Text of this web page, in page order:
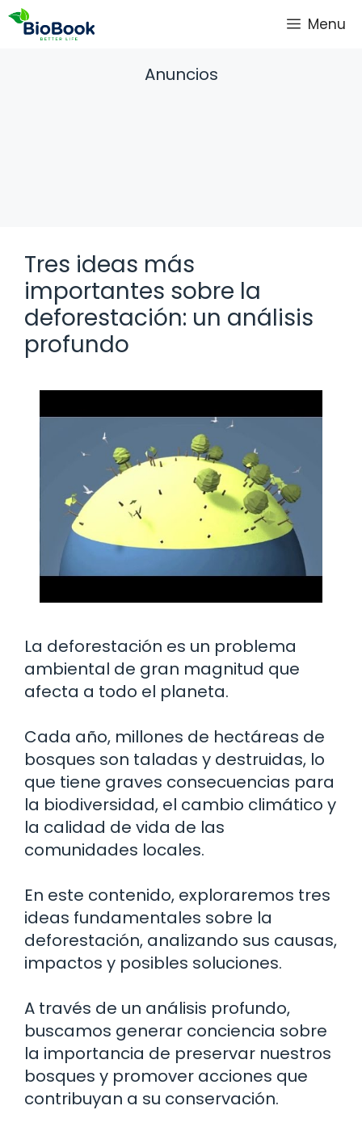
Saltar
Menu
Anuncios
Tres ideas más
importantes sobre la
deforestación: un análisis
profundo
La deforestación es un problema
ambiental de gran magnitud que
afecta a todo el planeta.
Cada año, millones de hectáreas de
bosques son taladas y destruidas, lo
que tiene graves consecuencias para
la biodiversidad, el cambio climático y
la calidad de vida de las
comunidades locales.
En este contenido, exploraremos tres
ideas fundamentales sobre la
deforestación, analizando sus causas,
impactos y posibles soluciones.
A través de un análisis profundo,
buscamos generar conciencia sobre
la importancia de preservar nuestros
bosques y promover acciones que
contribuyan a su conservación.